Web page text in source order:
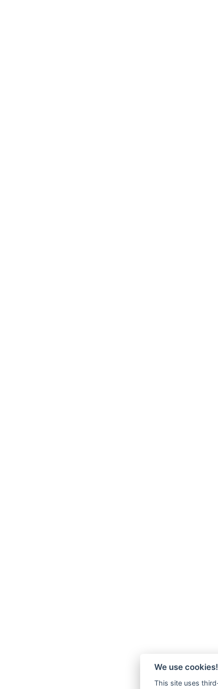
We use cookies!
This site uses